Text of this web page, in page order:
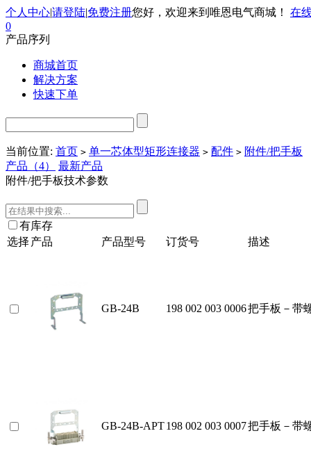
您好，欢迎来到唯恩电气商城！ 在
个人中心|请登陆|免费注册
0
产品序列
商城首页
解决方案
快速下单
当前位置: 首页 > 单一芯体型矩形连接器 > 配件 > 附件/把手板
产品（4）
最新产品
附件/把手板技术参数
有库存
选择 产品 产品型号 订货号 描述
GB-24B 198 002 003 0006把手板－带
GB-24B-APT198 002 003 0007把手板－带